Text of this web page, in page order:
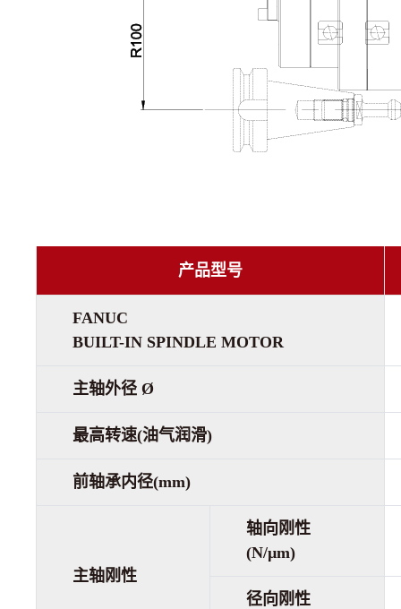
产品型号
FANUC
BUILT-IN SPINDLE MOTOR
主轴外径 Ø
最高转速(油气润滑)
前轴承内径(mm)
主轴刚性
轴向刚性
(N/µm)
径向刚性